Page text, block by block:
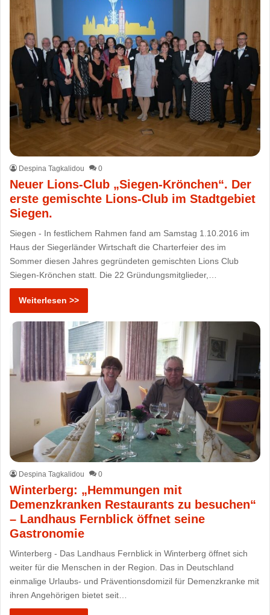
Despina Tagkalidou 0
Neuer Lions-Club „Siegen-Krönchen“. Der
erste gemischte Lions-Club im Stadtgebiet
Siegen.
Siegen - In festlichem Rahmen fand am Samstag 1.10.2016 im
Haus der Siegerländer Wirtschaft die Charterfeier des im
Sommer diesen Jahres gegründeten gemischten Lions Club
Siegen-Krönchen statt. Die 22 Gründungsmitglieder,…
Weiterlesen >>
Despina Tagkalidou 0
Winterberg: „Hemmungen mit
Demenzkranken Restaurants zu besuchen“
– Landhaus Fernblick öffnet seine
Gastronomie
Winterberg - Das Landhaus Fernblick in Winterberg öffnet sich
weiter für die Menschen in der Region. Das in Deutschland
einmalige Urlaubs- und Präventionsdomizil für Demenzkranke mit
ihren Angehörigen bietet seit…